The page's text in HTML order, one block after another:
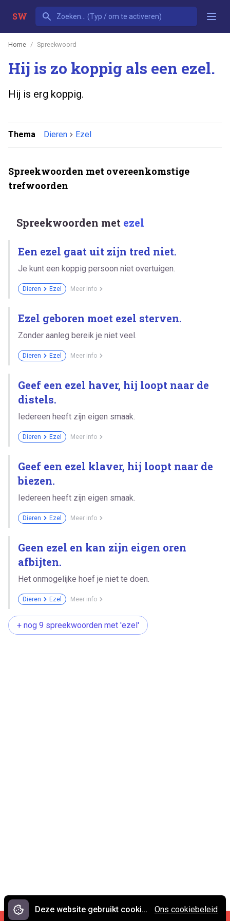
SW
Home Spreekwoord
Hij is zo koppig als een ezel.
Hij is erg koppig.
Thema Dieren Ezel
Spreekwoorden met overeenkomstige
trefwoorden
Spreekwoorden met ezel
Een ezel gaat uit zijn tred niet.
Je kunt een koppig persoon niet overtuigen.
Dieren Ezel Meer info
Ezel geboren moet ezel sterven.
Zonder aanleg bereik je niet veel.
Dieren Ezel Meer info
Geef een ezel haver, hij loopt naar de
distels.
Iedereen heeft zijn eigen smaak.
Dieren Ezel Meer info
Geef een ezel klaver, hij loopt naar de
biezen.
Iedereen heeft zijn eigen smaak.
Dieren Ezel Meer info
Geen ezel en kan zijn eigen oren
afbijten.
Het onmogelijke hoef je niet te doen.
Dieren Ezel Meer info
+ nog 9 spreekwoorden met 'ezel'
Deze website gebruikt cookies. Ons cookiebeleid